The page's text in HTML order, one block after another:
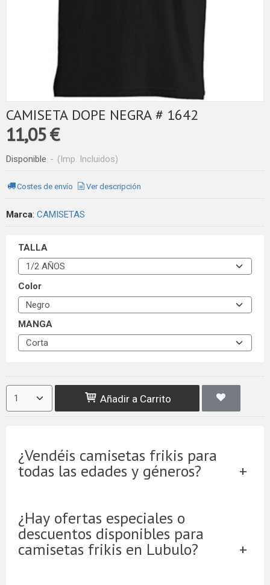
CAMISETA DOPE NEGRA # 1642
11,05 €
Disponible - (Imp. Incluidos)
Costes de envío Ver descripción
Marca: CAMISETAS
TALLA
Color
MANGA
Añadir a Carrito
¿Vendéis camisetas frikis para
todas las edades y géneros?
¿Hay ofertas especiales o
descuentos disponibles para
camisetas frikis en Lubulo?